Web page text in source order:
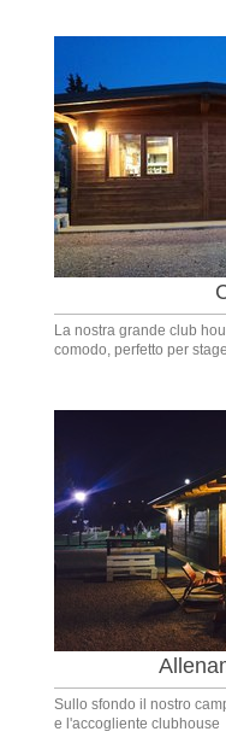
La nostra grande club
comodo, perfetto per
Sullo sfondo il nostro
e l'accogliente clubhouse